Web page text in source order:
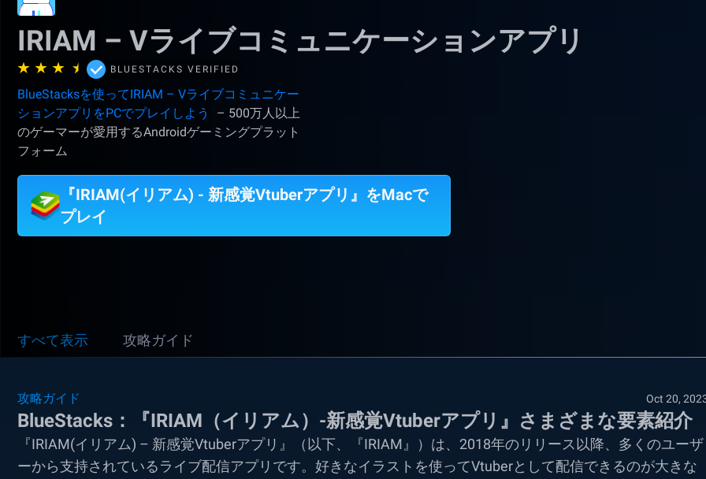
IRIAM – Vライブコミュニケーションアプリ
BLUESTACKS VERIFIED
BlueStacksを使ってIRIAM – Vライブコミュニケー
ションアプリをPCでプレイしよう
– 500万人以上
のゲーマーが愛用するAndroidゲーミングプラット
フォーム
『IRIAM(イリアム) - 新感覚Vtuberアプリ』をMacで
プレイ
すべて表示 攻略ガイド
攻略ガイド Oct 20,
BlueStacks：『IRIAM（イリアム）-新感覚Vtuberアプリ』さまざまな要素紹介
『IRIAM(イリアム) – 新感覚Vtuberアプリ』（以下、『IRIAM』）は、2018年のリリース以降、多くのユーザ
ーから支持されているライブ配信アプリです。好きなイラストを使ってVtuberとして配信できるのが大きな